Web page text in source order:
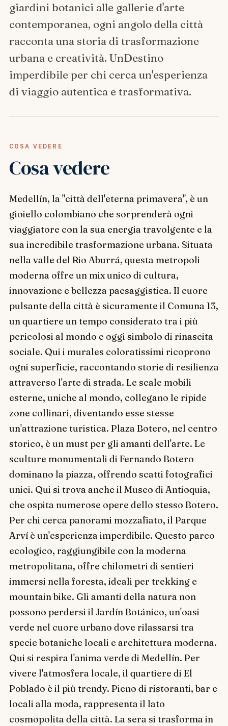
giardini botanici alle gallerie d'arte
contemporanea, ogni angolo della città
racconta una storia di trasformazione
urbana e creatività. UnDestino
imperdibile per chi cerca un'esperienza
di viaggio autentica e trasformativa.
COSA VEDERE
Cosa vedere
Medellín, la "città dell'eterna primavera", è un
gioiello colombiano che sorprenderà ogni
viaggiatore con la sua energia travolgente e la
sua incredibile trasformazione urbana. Situata
nella valle del Rio Aburrá, questa metropoli
moderna offre un mix unico di cultura,
innovazione e bellezza paesaggistica. Il cuore
pulsante della città è sicuramente il Comuna 13,
un quartiere un tempo considerato tra i più
pericolosi al mondo e oggi simbolo di rinascita
sociale. Qui i murales coloratissimi ricoprono
ogni superficie, raccontando storie di resilienza
attraverso l'arte di strada. Le scale mobili
esterne, uniche al mondo, collegano le ripide
zone collinari, diventando esse stesse
un'attrazione turistica. Plaza Botero, nel centro
storico, è un must per gli amanti dell'arte. Le
sculture monumentali di Fernando Botero
dominano la piazza, offrendo scatti fotografici
unici. Qui si trova anche il Museo di Antioquia,
che ospita numerose opere dello stesso Botero.
Per chi cerca panorami mozzafiato, il Parque
Arví è un'esperienza imperdibile. Questo parco
ecologico, raggiungibile con la moderna
metropolitana, offre chilometri di sentieri
immersi nella foresta, ideali per trekking e
mountain bike. Gli amanti della natura non
possono perdersi il Jardín Botánico, un'oasi
verde nel cuore urbano dove rilassarsi tra
specie botaniche locali e architettura moderna.
Qui si respira l'anima verde di Medellín. Per
vivere l'atmosfera locale, il quartiere di El
Poblado è il più trendy. Pieno di ristoranti, bar e
locali alla moda, rappresenta il lato
cosmopolita della città. La sera si trasforma in